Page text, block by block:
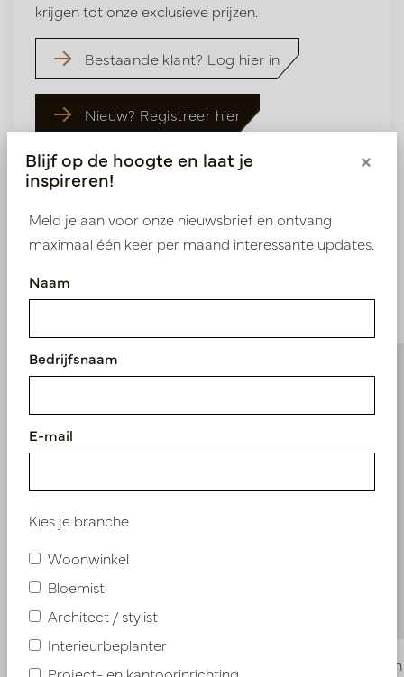
krijgen tot onze exclusieve prijzen.
Bestaande klant? Log hier in
Nieuw? Registreer hier
Vergelijkbare
producten
Gloriosa Tak Oranje H120
Blijf op de hoogte en laat je
inspireren!
×
Meld je aan voor onze nieuwsbrief en ontvang
maximaal één keer per maand interessante updates.
Naam
Bedrijfsnaam
E-mail
Kies je branche
Woonwinkel
Bloemist
Architect / stylist
Interieurbeplanter